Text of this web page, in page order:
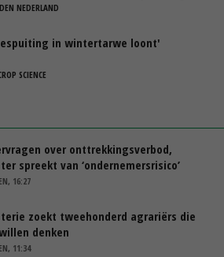
NEDERLAND
in wintertarwe loont'
SCIENCE
over onttrekkingsverbod,
spreekt van ‘ondernemersrisico’
16:27
zoekt tweehonderd agrariërs die
denken
11:34